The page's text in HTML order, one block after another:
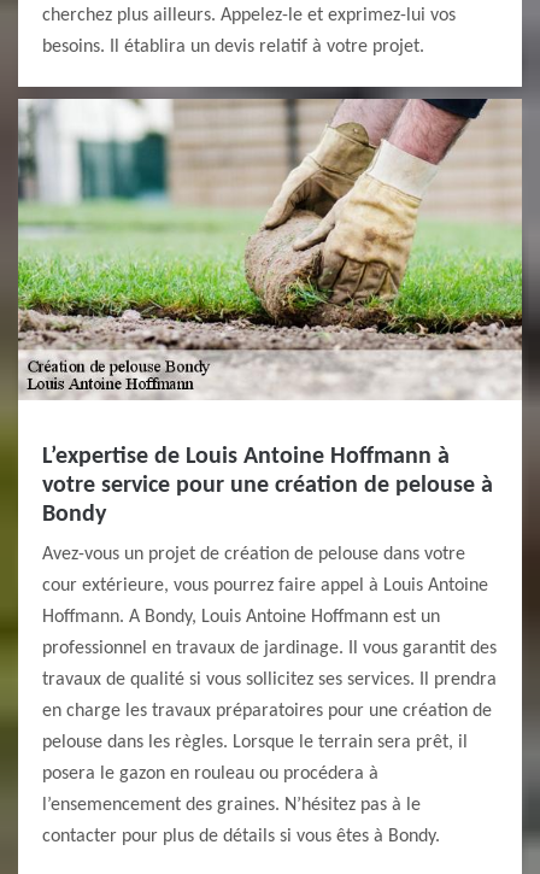
cherchez plus ailleurs. Appelez-le et exprimez-lui vos
besoins. Il établira un devis relatif à votre projet.
L’expertise de Louis Antoine Hoffmann à
votre service pour une création de pelouse à
Bondy
Avez-vous un projet de création de pelouse dans votre
cour extérieure, vous pourrez faire appel à Louis Antoine
Hoffmann. A Bondy, Louis Antoine Hoffmann est un
professionnel en travaux de jardinage. Il vous garantit des
travaux de qualité si vous sollicitez ses services. Il prendra
en charge les travaux préparatoires pour une création de
pelouse dans les règles. Lorsque le terrain sera prêt, il
posera le gazon en rouleau ou procédera à
l’ensemencement des graines. N’hésitez pas à le
contacter pour plus de détails si vous êtes à Bondy.